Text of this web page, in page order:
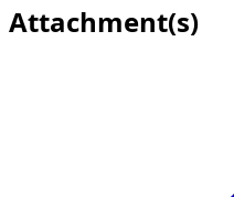
Attachment(s)